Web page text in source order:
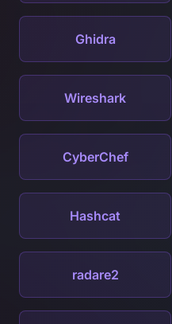
Ghidra
Wireshark
CyberChef
Hashcat
radare2